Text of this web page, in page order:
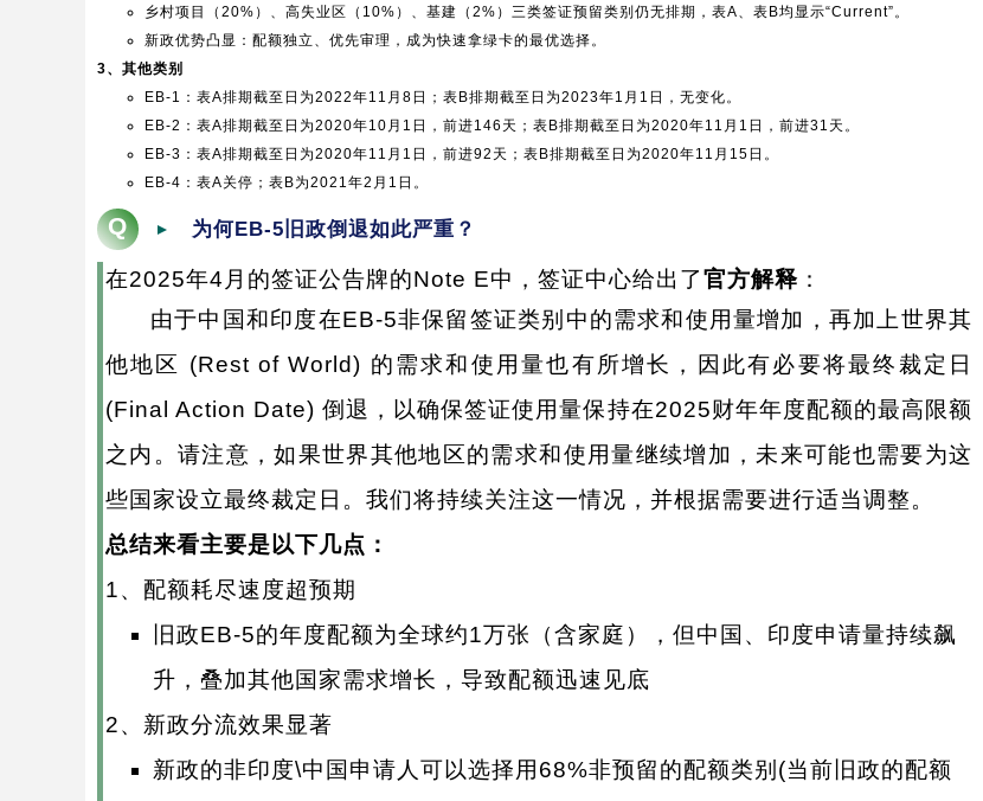
乡村项目（20%）、高失业区（10%）、基建（2%）三类签证预留类别仍无排期，表A、表B均显示“Current”。
新政优势凸显：配额独立、优先审理，成为快速拿绿卡的最优选择。
3、其他类别
EB-1：表A排期截至日为2022年11月8日；表B排期截至日为2023年1月1日，无变化。
EB-2：表A排期截至日为2020年10月1日，前进146天；表B排期截至日为2020年11月1日，前进31天。
EB-3：表A排期截至日为2020年11月1日，前进92天；表B排期截至日为2020年11月15日。
EB-4：表A关停；表B为2021年2月1日。
Q 为何EB-5旧政倒退如此严重？
在2025年4月的签证公告牌的Note E中，签证中心给出了官方解释 ：
由于中国和印度在EB-5非保留签证类别中的需求和使用量增加，再加上世界其
他地区 (Rest of World) 的需求和使用量也有所增长，因此有必要将最终裁定日
(Final Action Date) 倒退，以确保签证使用量保持在2025财年年度配额的最高限额
之内。请注意，如果世界其他地区的需求和使用量继续增加，未来可能也需要为这
些国家设立最终裁定日。我们将持续关注这一情况，并根据需要进行适当调整。
总结来看主要是以下几点：
1、配额耗尽速度超预期
旧政EB-5的年度配额为全球约1万张（含家庭），但中国、印度申请量持续飙
升，叠加其他国家需求增长，导致配额迅速见底
2、新政分流效果显著
新政的非印度\中国申请人可以选择用68%非预留的配额类别(当前旧政的配额